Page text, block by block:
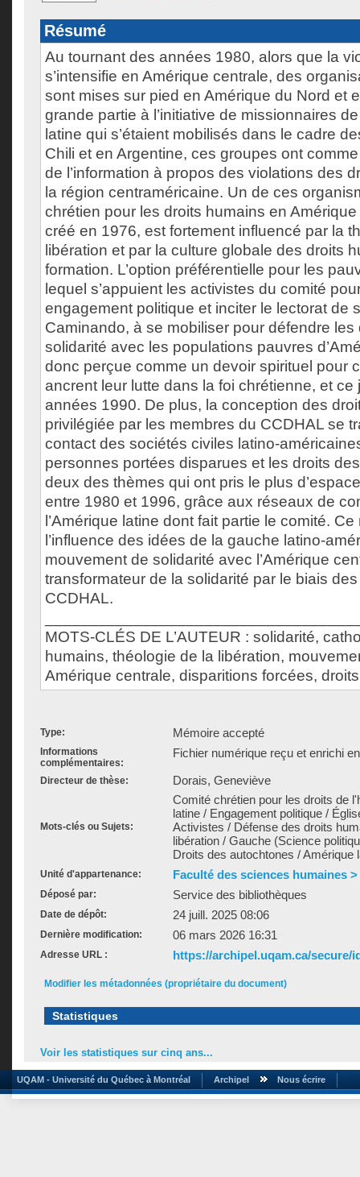
Résumé
Au tournant des années 1980, alors que la
s’intensifie en Amérique centrale, des
sont mises sur pied en Amérique du Nord et
grande partie à l’initiative de missionnaires
latine qui s’étaient mobilisés dans le cadre
Chili et en Argentine, ces groupes ont
de l’information à propos des violations des
la région centraméricaine. Un de ces
chrétien pour les droits humains en
créé en 1976, est fortement influencé par la
libération et par la culture globale des droits
formation. L’option préférentielle pour les
lequel s’appuient les activistes du comité
engagement politique et inciter le lectorat de
Caminando, à se mobiliser pour défendre
solidarité avec les populations pauvres
donc perçue comme un devoir spirituel pour
ancrent leur lutte dans la foi chrétienne, et ce
années 1990. De plus, la conception des
privilégiée par les membres du CCDHAL se
contact des sociétés civiles latino-
personnes portées disparues et les droits
deux des thèmes qui ont pris le plus
entre 1980 et 1996, grâce aux réseaux de
l’Amérique latine dont fait partie le comité.
l’influence des idées de la gauche latino-
mouvement de solidarité avec l’Amérique
transformateur de la solidarité par le biais
CCDHAL.
MOTS-CLÉS DE L’AUTEUR : solidarité,
humains, théologie de la libération,
Amérique centrale, disparitions forcées,
Type: Mémoire accepté
Informations
complémentaires:
Fichier numérique reçu et enrichi
Directeur de thèse: Dorais, Geneviève
Mots-clés ou Sujets:
Comité chrétien pour les droits de
latine / Engagement politique /
Activistes / Défense des droits
libération / Gauche (Science
Droits des autochtones / Amérique
Unité d'appartenance: Faculté des sciences humaines
Déposé par: Service des bibliothèques
Date de dépôt: 24 juill. 2025 08:06
Dernière modification: 06 mars 2026 16:31
Adresse URL : https://archipel.uqam.ca/secure/
Modifier les métadonnées (propriétaire du document)
Statistiques
Voir les statistiques sur cinq ans...
UQAM - Université du Québec à Montréal Archipel Nous écrire